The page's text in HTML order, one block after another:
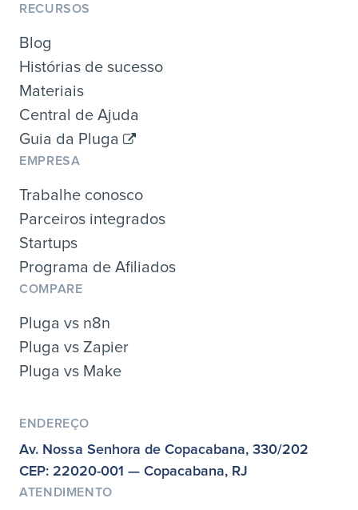
RECURSOS
Blog
Histórias de sucesso
Materiais
Central de Ajuda
Guia da Pluga
EMPRESA
Trabalhe conosco
Parceiros integrados
Startups
Programa de Afiliados
COMPARE
Pluga vs n8n
Pluga vs Zapier
Pluga vs Make
ENDEREÇO
Av. Nossa Senhora de Copacabana, 330/202
CEP: 22020-001 — Copacabana, RJ
ATENDIMENTO